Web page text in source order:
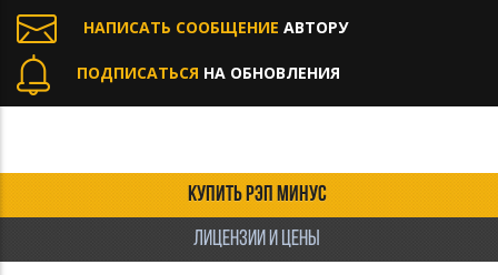
НАПИСАТЬ СООБЩЕНИЕ АВТОРУ
ПОДПИСАТЬСЯ НА ОБНОВЛЕНИЯ
КУПИТЬ РЭП МИНУС
ЛИЦЕНЗИИ И ЦЕНЫ